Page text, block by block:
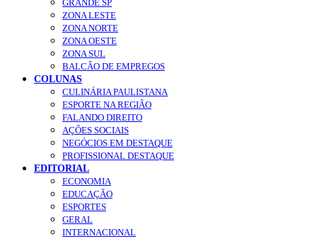
GRANDE SP
ZONA LESTE
ZONA NORTE
ZONA OESTE
ZONA SUL
BALCÃO DE EMPREGOS
COLUNAS
CULINÁRIA PAULISTANA
ESPORTE NA REGIÃO
FALANDO DIREITO
AÇÕES SOCIAIS
NEGÓCIOS EM DESTAQUE
PROFISSIONAL DESTAQUE
EDITORIAL
ECONOMIA
EDUCAÇÃO
ESPORTES
GERAL
INTERNACIONAL